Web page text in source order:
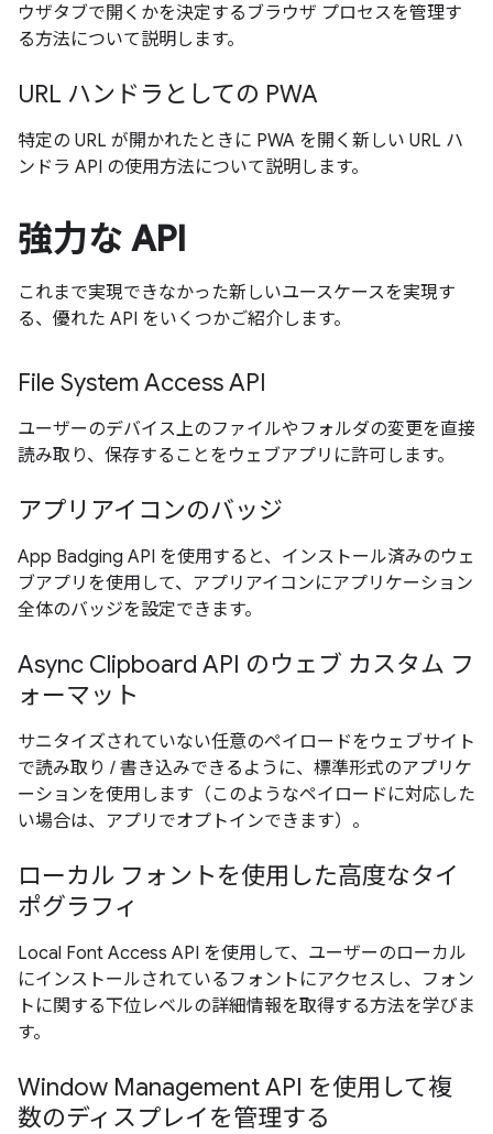
ウザタブで開くかを決定するブラウザ プロセスを管理す
る方法について説明します。
URL ハンドラとしての PWA
特定の URL が開かれたときに PWA を開く新しい URL ハ
ンドラ API の使用方法について説明します。
強力な API
これまで実現できなかった新しいユースケースを実現す
る、優れた API をいくつかご紹介します。
File System Access API
ユーザーのデバイス上のファイルやフォルダの変更を直接
読み取り、保存することをウェブアプリに許可します。
アプリアイコンのバッジ
App Badging API を使用すると、インストール済みのウェ
ブアプリを使用して、アプリアイコンにアプリケーション
全体のバッジを設定できます。
Async Clipboard API のウェブ カスタム フ
ォーマット
サニタイズされていない任意のペイロードをウェブサイト
で読み取り / 書き込みできるように、標準形式のアプリケ
ーションを使用します（このようなペイロードに対応した
い場合は、アプリでオプトインできます）。
ローカル フォントを使用した高度なタイ
ポグラフィ
Local Font Access API を使用して、ユーザーのローカル
にインストールされているフォントにアクセスし、フォン
トに関する下位レベルの詳細情報を取得する方法を学びま
す。
Window Management API を使用して複
数のディスプレイを管理する